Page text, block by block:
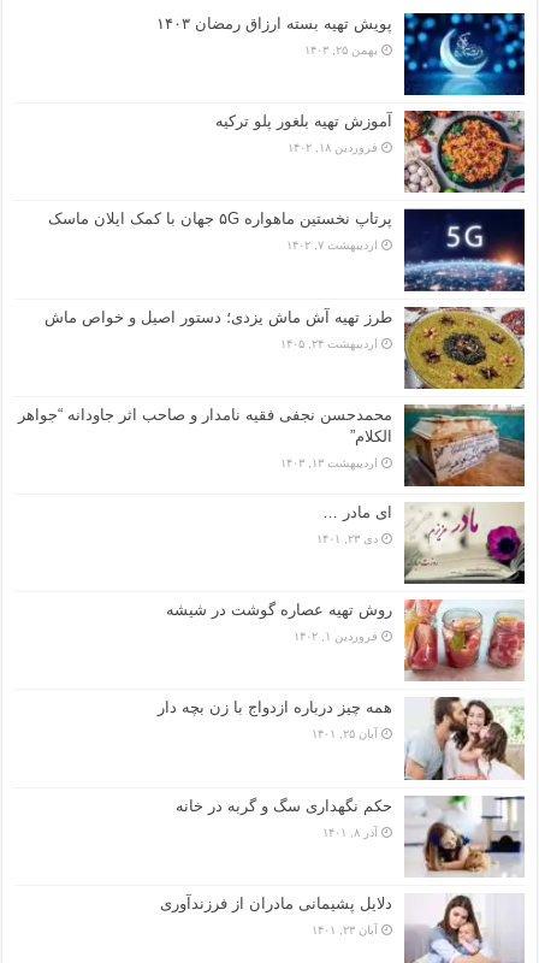
پویش تهیه بسته ارزاق رمضان ۱۴۰۳
بهمن ۲۵, ۱۴۰۳
آموزش تهیه بلغور پلو ترکیه
فروردین ۱۸, ۱۴۰۲
پرتاپ نخستین ماهواره ۵G جهان با کمک ایلان ماسک
اردیبهشت ۷, ۱۴۰۲
طرز تهیه آش ماش یزدی؛ دستور اصیل و خواص ماش
اردیبهشت ۲۴, ۱۴۰۵
محمدحسن نجفی فقیه نامدار و صاحب اثر جاودانه “جواهر
الکلام”
اردیبهشت ۱۳, ۱۴۰۳
ای مادر …
دی ۲۳, ۱۴۰۱
روش تهیه عصاره گوشت در شیشه
فروردین ۱, ۱۴۰۲
همه چیز درباره ازدواج با زن بچه دار
آبان ۲۵, ۱۴۰۱
حکم نگهداری سگ و گربه در خانه
آذر ۸, ۱۴۰۱
دلایل پشیمانی مادران از فرزندآوری
آبان ۲۳, ۱۴۰۱